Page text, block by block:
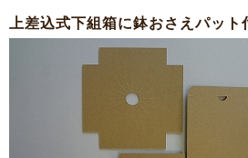
上差込式下組箱に鉢おさえパット